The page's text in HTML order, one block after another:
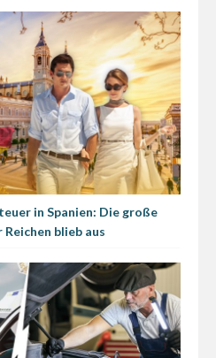
in Spanien: Die große
blieb aus